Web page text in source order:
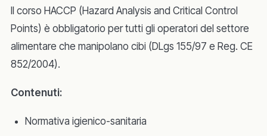
Il corso HACCP (Hazard Analysis and Critical Control
Points) è obbligatorio per tutti gli operatori del settore
alimentare che manipolano cibi (DLgs 155/97 e Reg. CE
852/2004).
Contenuti:
Normativa igienico-sanitaria